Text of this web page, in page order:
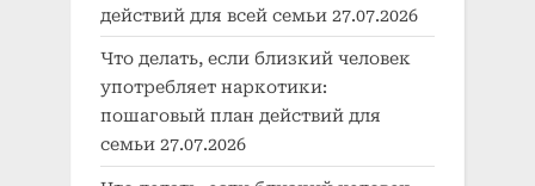
действий для всей семьи 27.07.2026
Что делать, если близкий человек
употребляет наркотики:
пошаговый план действий для
семьи 27.07.2026